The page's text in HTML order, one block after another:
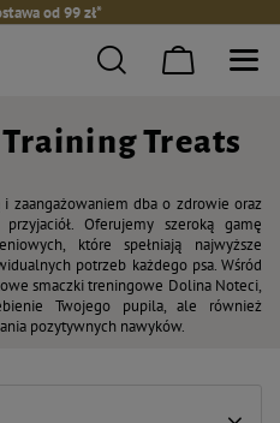
od 99 zł*
Treats
zaangażowaniem dba o zdrowie oraz
Oferujemy szeroką gamę
które spełniają najwyższe
potrzeb każdego psa. Wśród
smaczki treningowe Dolina Noteci,
Twojego pupila, ale również
pozytywnych nawyków.